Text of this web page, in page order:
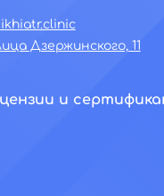
Дзержинского, 11
и